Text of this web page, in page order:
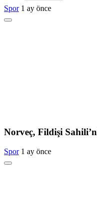
Spor 1 ay önce
Norveç, Fildişi
Spor 1 ay önce